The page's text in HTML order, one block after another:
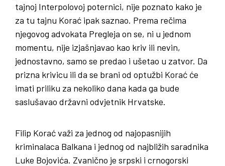
tajnoj Interpolovoj poternici, nije poznato kako je
za tu tajnu Korać ipak saznao. Prema rečima
njegovog advokata Pregleja on se, ni u jednom
momentu, nije izjašnjavao kao kriv ili nevin,
jednostavno, samo se predao i ušetao u zatvor. Da
prizna krivicu ili da se brani od optužbi Korać će
imati priliku za nekoliko dana kada ga bude
saslušavao državni odvjetnik Hrvatske.
Filip Korać važi za jednog od najopasnijih
kriminalaca Balkana i jednog od najbližih saradnika
Luke Bojovića. Zvanično je srpski i crnogorski